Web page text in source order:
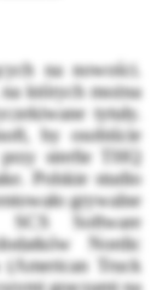
na nowości.
na których można
tytuły.
by osobiście
strefie THQ
Polskie studio
grywalne
Software
Nordic
Truck